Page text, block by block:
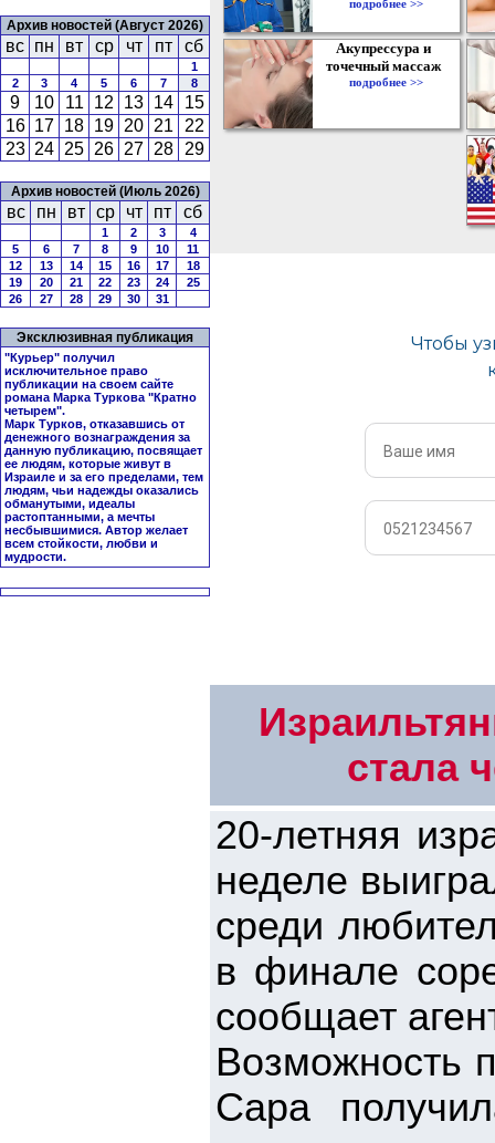
Архив новостей (Август 2026)
вс пн вт ср чт пт сб
1
2
3 4 5 6 7 8
9 10 11 12 13 14
15
16 17 18 19 20 21
22
23 24 25 26 27 28 29
Архив новостей (Июль 2026)
вс пн вт ср чт пт сб
1 2 3
4
5
6 7 8 9 10
11
12
13 14 15 16 17
18
19
20 21 22 23 24
25
26
27 28 29 30 31
Эксклюзивная публикация
"Курьер" получил
исключительное право
публикации на своем сайте
романа Марка Туркова "Кратно
четырем".
Марк Турков, отказавшись от
денежного вознаграждения за
данную публикацию, посвящает
ее людям, которые живут в
Израиле и за его пределами, тем
людям, чьи надежды оказались
обманутыми, идеалы
растоптанными, а мечты
несбывшимися. Автор желает
всем стойкости, любви и
мудрости.
подробнее >>
Акупрессура и
точечный массаж
подробнее >>
стала
20-летняя
неделе
среди
в финале
сообщает
Возможность
Сара